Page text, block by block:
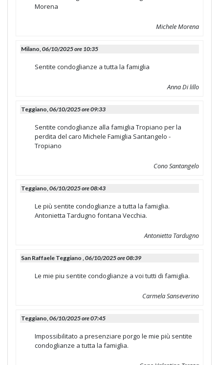
Morena
Michele Morena
Milano,06/10/2025 ore 10:35
Sentite condoglianze a tutta la famiglia
Anna Di lillo
Teggiano,06/10/2025 ore 09:33
Sentite condoglianze alla famiglia Tropiano per la
perdita del caro Michele Famiglia Santangelo -
Tropiano
Cono Santangelo
Teggiano,06/10/2025 ore 08:43
Le più sentite condoglianze a tutta la famiglia.
Antonietta Tardugno fontana Vecchia.
Antonietta Tardugno
San Raffaele Teggiano ,06/10/2025 ore 08:39
Le mie piu sentite condoglianze a voi tutti di famiglia.
Carmela Sanseverino
Teggiano,06/10/2025 ore 07:45
Impossibilitato a presenziare porgo le mie più sentite
condoglianze a tutta la famiglia.